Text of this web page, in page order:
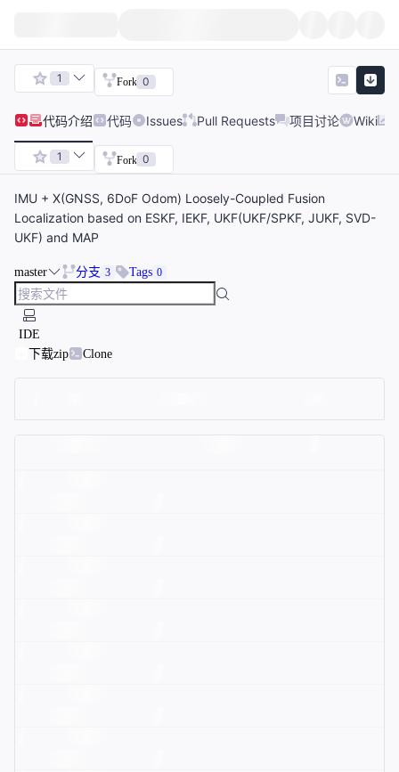
1 Fork 0
代码介绍 代码 Issues Pull Requests 项目讨论 Wiki
1 Fork 0
IMU + X(GNSS, 6DoF Odom) Loosely-Coupled Fusion
Localization based on ESKF, IEKF, UKF(UKF/SPKF, JUKF, SVD-
UKF) and MAP
master 分支 3 Tags 0
IDE
下载zip
Clone